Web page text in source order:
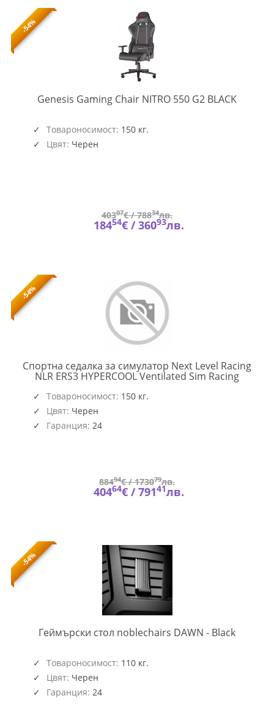
-54%
Genesis Gaming Chair NITRO 550 G2 BLACKNFG-
Товароносимост: 150 кг.
Цвят: Черен
40307€ /78834лв.
18454€ /36093лв.
-54%
Спортна седалка за симулатор Next Level Racing
NLR ERS3 HYPERCOOL Ventilated Sim RacingNEXT-
Товароносимост: 150 кг.
Цвят: Черен
Гаранция: 24
88494€ /173079лв.
40464€ /79141лв.
-54%
Геймърски стол noblechairs DAWN - BlackNOBLE-
Товароносимост: 110 кг.
Цвят: Черен
Гаранция: 24